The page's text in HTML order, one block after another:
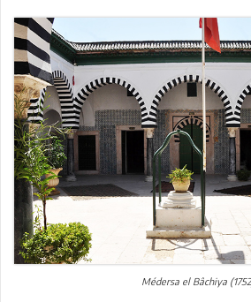
Médersa el Bâchiya